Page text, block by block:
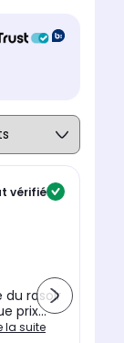
vérifié
rasoir
prix...
la suite